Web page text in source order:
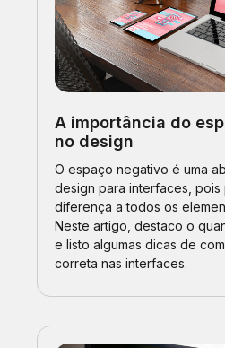
A importância do
no design
O espaço negativo é uma
design para interfaces, pois
diferença a todos os
Neste artigo, destaco o
e listo algumas dicas de
correta nas interfaces.